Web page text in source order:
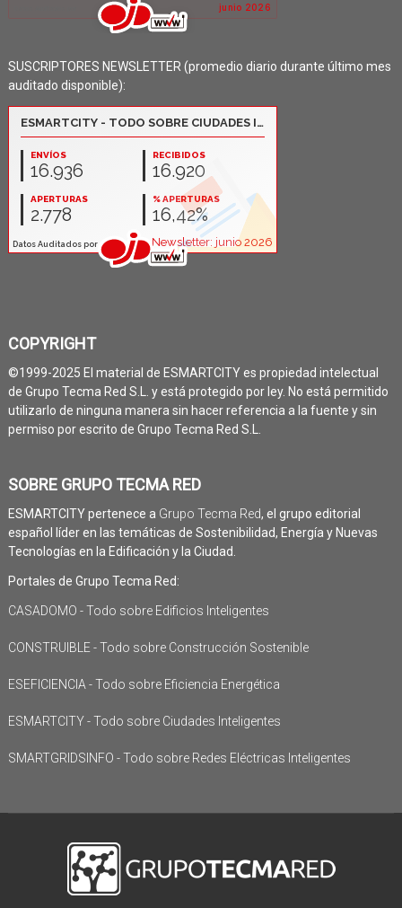
SUSCRIPTORES NEWSLETTER (promedio diario durante último mes
auditado disponible):
COPYRIGHT
©1999-2025 El material de ESMARTCITY es propiedad intelectual
de Grupo Tecma Red S.L. y está protegido por ley. No está permitido
utilizarlo de ninguna manera sin hacer referencia a la fuente y sin
permiso por escrito de Grupo Tecma Red S.L.
SOBRE GRUPO TECMA RED
ESMARTCITY pertenece a Grupo Tecma Red, el grupo editorial
español líder en las temáticas de Sostenibilidad, Energía y Nuevas
Tecnologías en la Edificación y la Ciudad.
Portales de Grupo Tecma Red:
CASADOMO - Todo sobre Edificios Inteligentes
CONSTRUIBLE - Todo sobre Construcción Sostenible
ESEFICIENCIA - Todo sobre Eficiencia Energética
ESMARTCITY - Todo sobre Ciudades Inteligentes
SMARTGRIDSINFO - Todo sobre Redes Eléctricas Inteligentes